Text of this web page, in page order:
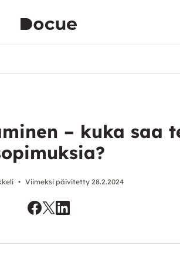
– kuka saa
• Viimeksi päivitetty 28.2.2024